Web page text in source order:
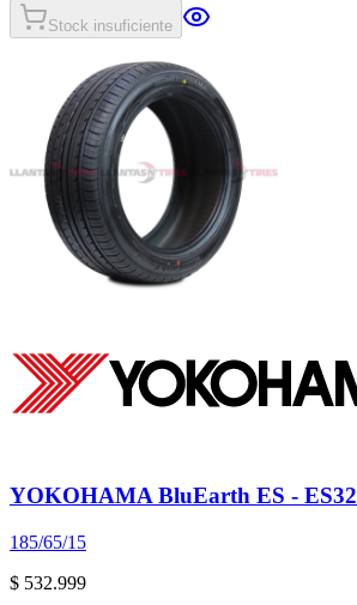
Stock insuficiente
YOKOHAMA BluEarth ES - ES32
185/65/15
$ 532.999